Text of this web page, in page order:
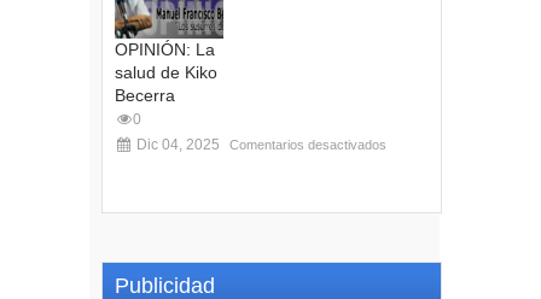
OPINIÓN: La
salud de Kiko
Becerra
0
Dic 04, 2025
Comentarios desactivados
Publicidad